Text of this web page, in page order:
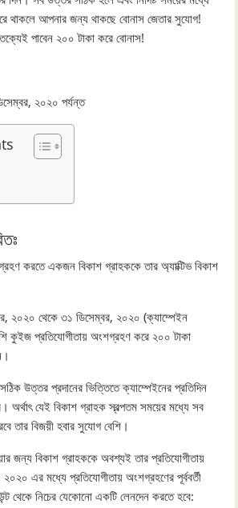
থাকলে আপনার জন্য থাকছে বোনাস জেতার সুযোগ!
পাবেন ২০০ টাকা করে বোনাস!
২০২০ পর্যন্ত
করতে একজন বিকাশ গ্রাহককে তার অ্যাক্টিভ বিকাশ
২০২০ থেকে ৩১ ডিসেম্বর, ২০২০ (ক্যাম্পেইন
কুইজ প্রতিযোগীতায় অংশগ্রহণ করে ২০০ টাকা
উত্তর প্রদানের ভিত্তিতে ক্যাম্পেইনের প্রতিদিন
অর্থাৎ যেই বিকাশ গ্রাহক স্বল্পতম সময়ের মধ্যে সব
তার বিজয়ী হবার সুযোগ বেশি।
জন্য বিকাশ গ্রাহককে অবশ্যই তার প্রতিযোগীতায়
এর মধ্যে প্রতিযোগীতায় অংশগ্রহণের পূর্ববর্তী
থেকে নিচের যেকোনো একটি লেনদেন করতে হবে: